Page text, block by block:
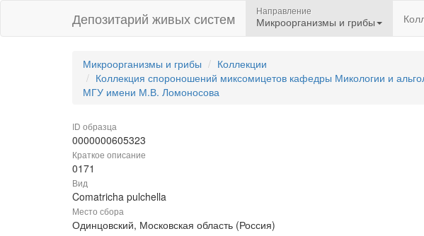
Депозитарий живых систем Направление
Микроорганизмы и грибы
Микроорганизмы и грибы
Коллекции
Коллекция спороношений миксомицетов кафедры Микологии и
МГУ имени М.В. Ломоносова
ID образца
0000000605323
Краткое описание
0171
Вид
Comatricha pulchella
Место сбора
Одинцовский, Московская область (Россия)